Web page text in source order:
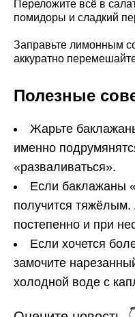
Переложите всё в
помидоры и сладкий
Заправьте лимонным
аккуратно
Полезные
Жарьте
именно
«разваливаться».
Если баклажаны
получится
постепенно и при
Если хочется
замочите
холодной воде с